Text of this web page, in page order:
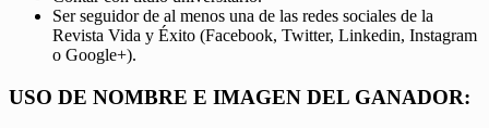
Ser seguidor de al menos una de las redes sociales de la
Revista Vida y Éxito (Facebook, Twitter, Linkedin, Instagram
o Google+).
USO DE NOMBRE E IMAGEN DEL GANADOR: